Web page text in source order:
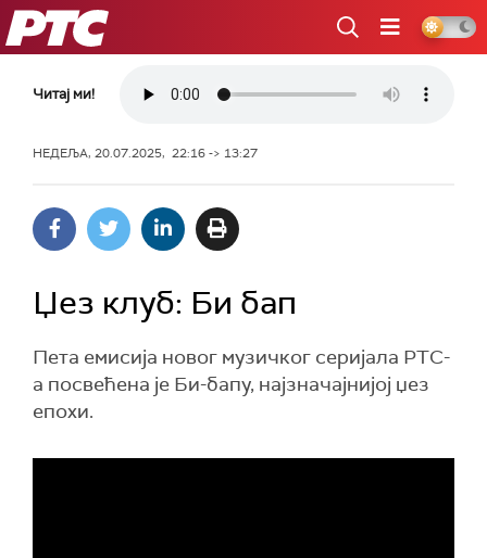
РТС
Читај ми!
НЕДЕЉА, 20.07.2025, 22:16 -> 13:27
Џез клуб: Би бап
Пета емисија новог музичког серијала РТС-
а посвећена је Би-бапу, најзначајнијој џез
епохи.